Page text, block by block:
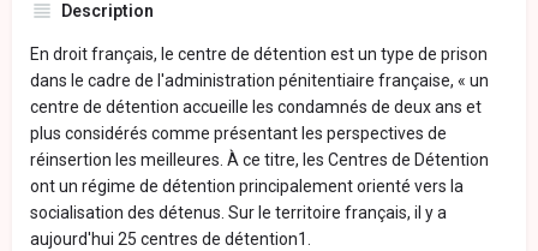
Description
En droit français, le centre de détention est un type de prison
dans le cadre de l'administration pénitentiaire française, « un
centre de détention accueille les condamnés de deux ans et
plus considérés comme présentant les perspectives de
réinsertion les meilleures. À ce titre, les Centres de Détention
ont un régime de détention principalement orienté vers la
socialisation des détenus. Sur le territoire français, il y a
aujourd'hui 25 centres de détention1.